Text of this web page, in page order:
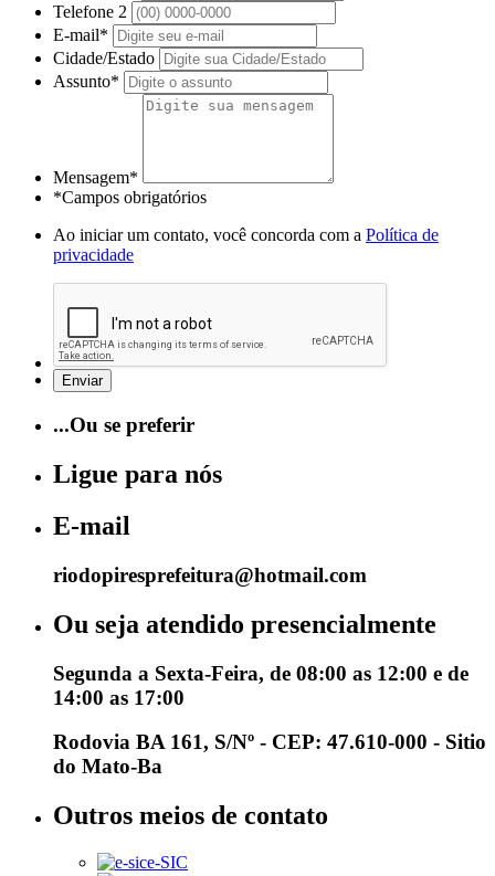
Telefone 2
E-mail*
Cidade/Estado
Assunto*
Mensagem*
*Campos obrigatórios
Ao iniciar um contato, você concorda com a Política de
privacidade
...Ou se preferir
Ligue para nós
E-mail
riodopiresprefeitura@hotmail.com
Ou seja atendido presencialmente
Segunda a Sexta-Feira, de 08:00 as 12:00 e de
14:00 as 17:00
Rodovia BA 161, S/Nº - CEP: 47.610-000 - Sitio
do Mato-Ba
Outros meios de contato
e-SIC